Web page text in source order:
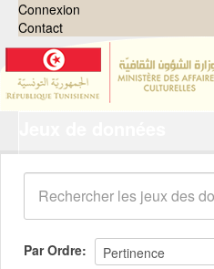
Connexion
Contact
Organisations
Groupes
Demandes 0
À propos
Par Ordre